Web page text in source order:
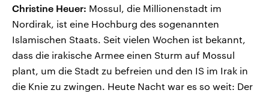
Christine Heuer: Mossul, die Millionenstadt im
Nordirak, ist eine Hochburg des sogenannten
Islamischen Staats. Seit vielen Wochen ist bekannt,
dass die irakische Armee einen Sturm auf Mossul
plant, um die Stadt zu befreien und den IS im Irak in
die Knie zu zwingen. Heute Nacht war es so weit: Der